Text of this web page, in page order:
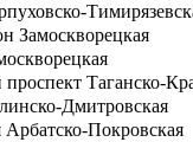
Замоскворецкая
проспект Таганско-
Дмитровская
Арбатско-Покровская